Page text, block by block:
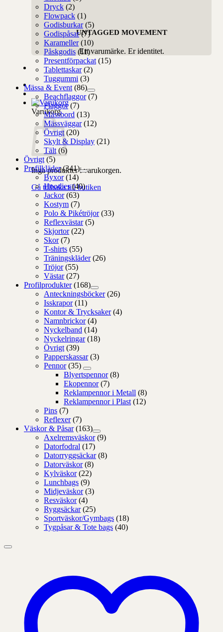
UNTAGGED MOVEMENT
Ert varumärke. Er identitet.
Varukorg
Inga produkter i varukorgen.
Gå tillbaka till butiken
Dryck (2)
Flowpack (1)
Godisburkar (5)
Godispåsar (7)
Karameller (10)
Påskgodis (11)
Presentförpackat (15)
Tablettaskar (2)
Tuggummi (3)
Mässa & Event (86)
Beachflaggor (7)
Flaggor (7)
Mässbord (13)
Mässväggar (12)
Övrigt (20)
Skylt & Display (21)
Tält (6)
Övrigt (5)
Profilkläder (341)
Byxor (14)
Hoodies (40)
Jackor (63)
Kostym (7)
Polo & Pikétröjor (33)
Reflexvästar (5)
Skjortor (22)
Skor (7)
T-shirts (55)
Träningskläder (26)
Tröjor (55)
Västar (27)
Profilprodukter (168)
Anteckningsböcker (26)
Isskrapor (11)
Kontor & Trycksaker (4)
Namnbrickor (4)
Nyckelband (14)
Nyckelringar (18)
Övrigt (39)
Papperskassar (3)
Pennor (35)
Blyertspennor (8)
Ekopennor (7)
Reklampennor i Metall (8)
Reklampennor i Plast (12)
Pins (7)
Reflexer (7)
Väskor & Påsar (163)
Axelremsväskor (9)
Datorfodral (17)
Datorryggsäckar (8)
Datorväskor (8)
Kylväskor (22)
Lunchbags (9)
Midjeväskor (3)
Resväskor (4)
Ryggsäckar (25)
Sportväskor/Gymbags (18)
Tygpåsar & Tote bags (40)